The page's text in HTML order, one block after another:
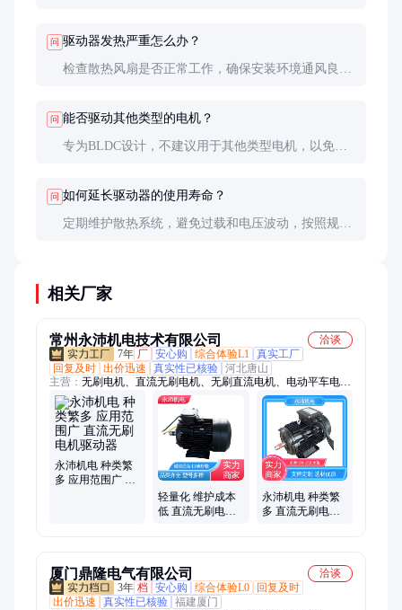
问 驱动器发热严重怎么办？
检查散热风扇是否正常工作，确保安装环境通风良
问 能否驱动其他类型的电机？
专为BLDC设计，不建议用于其他类型电机，以免损
问 如何延长驱动器的使用寿命？
定期维护散热系统，避免过载和电压波动，按照规范
相关厂家
常州永沛机电技术有限公司
洽谈
7年 厂 安心购 综合体验L1 真实工厂
回复及时 出价迅速 真实性已核验 河北唐山
主营： 无刷电机、直流无刷电机、无刷直流电机、电动平车电
机、永磁无刷电机、直流电机、永磁直流无刷电机、直流防爆电
机、防爆直流电机、直流无刷电机驱动器、直流无刷电机控制
器、直流无刷马达、轨道平车电机、直流永磁电机、平板车电
机、平台车电机、电瓶船电机、液压泵站电机、平车牵引电机、
直流风机电机、无刷风机电机、直流制动电机、防爆直流无刷电
机
永沛机电 种类繁
多 应用范围广 直
轻量化 维护成本
低 直流无刷电机
永沛机电 种类繁
多 直流无刷电机
厦门鼎隆电气有限公司
洽谈
3年 档 安心购 综合体验L0
回复及时
出价迅速
真实性已核验 福建厦门